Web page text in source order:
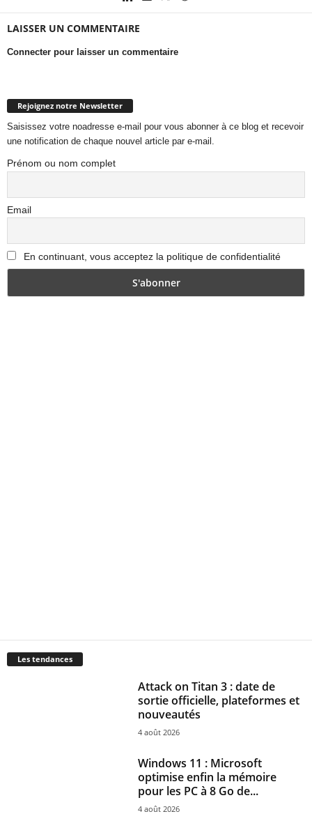
LAISSER UN COMMENTAIRE
Connecter pour laisser un commentaire
Rejoignez notre Newsletter
Saisissez votre noadresse e-mail pour vous abonner à ce blog et recevoir
une notification de chaque nouvel article par e-mail.
Prénom ou nom complet
Email
En continuant, vous acceptez la politique de confidentialité
Les tendances
Attack on Titan 3 : date de
sortie officielle, plateformes et
nouveautés
4 août 2026
Windows 11 : Microsoft
optimise enfin la mémoire
pour les PC à 8 Go de...
4 août 2026